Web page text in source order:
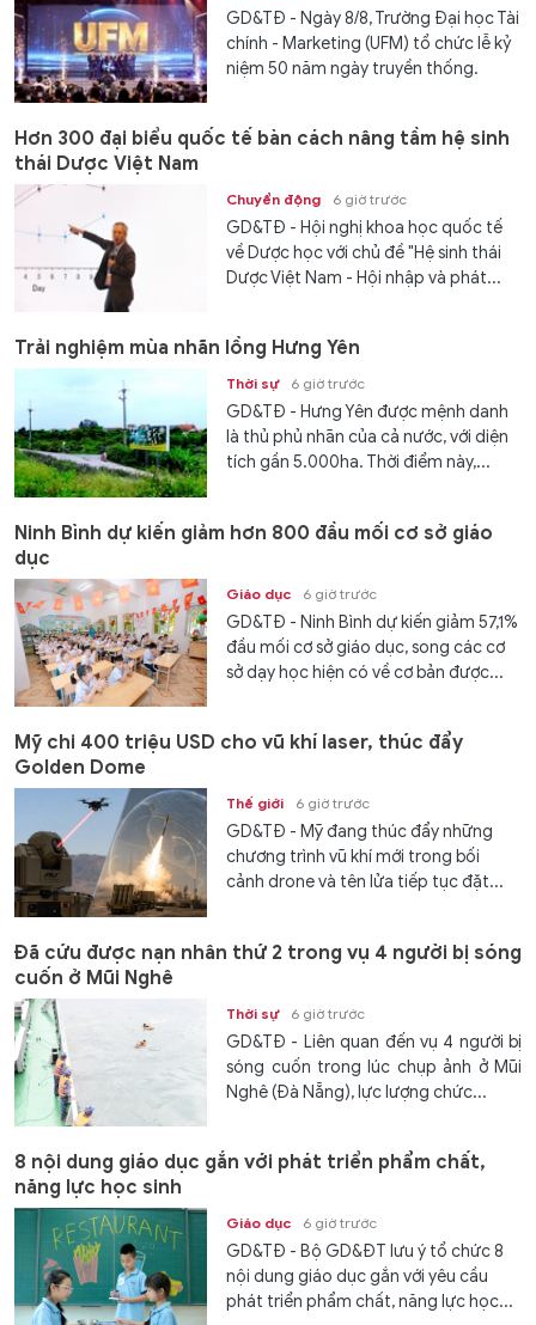
GD&TĐ - Ngày 8/8, Trường Đại học Tài
chính - Marketing (UFM) tổ chức lễ kỷ
niệm 50 năm ngày truyền thống.
Hơn 300 đại biểu quốc tế bàn cách nâng tầm hệ sinh
thái Dược Việt Nam
Chuyển động 6 giờ trước
GD&TĐ - Hội nghị khoa học quốc tế
về Dược học với chủ đề "Hệ sinh thái
Dược Việt Nam - Hội nhập và phát...
Trải nghiệm mùa nhãn lồng Hưng Yên
Thời sự 6 giờ trước
GD&TĐ - Hưng Yên được mệnh danh
là thủ phủ nhãn của cả nước, với diện
tích gần 5.000ha. Thời điểm này,...
Ninh Bình dự kiến giảm hơn 800 đầu mối cơ sở giáo
dục
Giáo dục 6 giờ trước
GD&TĐ - Ninh Bình dự kiến giảm 57,1%
đầu mối cơ sở giáo dục, song các cơ
sở dạy học hiện có về cơ bản được...
Mỹ chi 400 triệu USD cho vũ khí laser, thúc đẩy
Golden Dome
Thế giới 6 giờ trước
GD&TĐ - Mỹ đang thúc đẩy những
chương trình vũ khí mới trong bối
cảnh drone và tên lửa tiếp tục đặt...
Đã cứu được nạn nhân thứ 2 trong vụ 4 người bị sóng
cuốn ở Mũi Nghê
Thời sự 6 giờ trước
GD&TĐ - Liên quan đến vụ 4 người bị
sóng cuốn trong lúc chụp ảnh ở Mũi
Nghê (Đà Nẵng), lực lượng chức...
8 nội dung giáo dục gắn với phát triển phẩm chất,
năng lực học sinh
Giáo dục 6 giờ trước
GD&TĐ - Bộ GD&ĐT lưu ý tổ chức 8
nội dung giáo dục gắn với yêu cầu
phát triển phẩm chất, năng lực học...